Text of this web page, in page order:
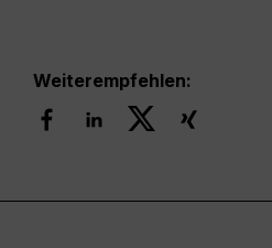
Weiterempfehlen: